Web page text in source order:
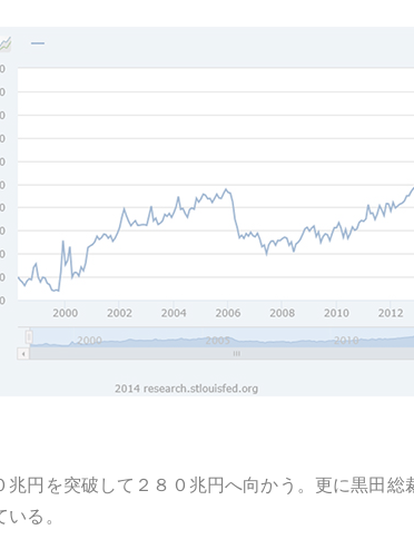
円を突破して２８０兆円へ向かう。更に黒田
る。